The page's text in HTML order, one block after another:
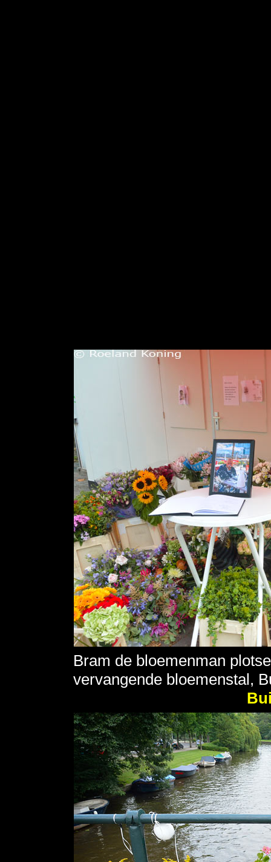
Bram de bloemenman
vervangende bloemenstal,